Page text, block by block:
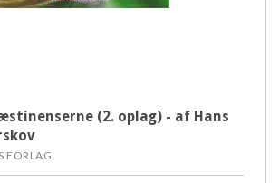
(2. oplag) - af Hans
FORLAG